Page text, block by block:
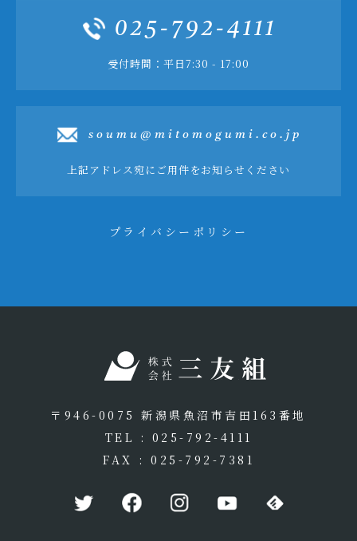
025-792-4111
受付時間：平日7:30 - 17:00
soumu@mitomogumi.co.jp
上記アドレス宛にご用件をお知らせください
プライバシーポリシー
〒946-0075 新潟県魚沼市吉田163番地
TEL : 025-792-4111
FAX : 025-792-7381